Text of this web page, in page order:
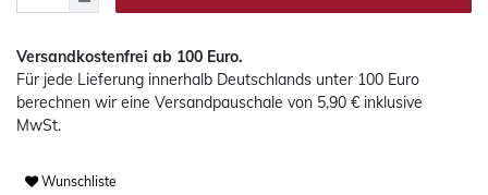
Versandkostenfrei ab 100 Euro.
Für jede Lieferung innerhalb Deutschlands unter 100 Euro
berechnen wir eine Versandpauschale von 5,90 € inklusive
MwSt.
Wunschliste